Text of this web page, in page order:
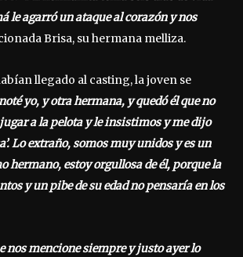
le agarró un ataque al corazón y nos
Brisa, su hermana melliza.
llegado al casting, la joven se
yo, y otra hermana, y quedó él que no
a la pelota y le insistimos y me dijo
Lo extraño, somos muy unidos y es un
hermano, estoy orgullosa de él, porque la
y un pibe de su edad no pensaría en los
nos mencione siempre y justo ayer lo